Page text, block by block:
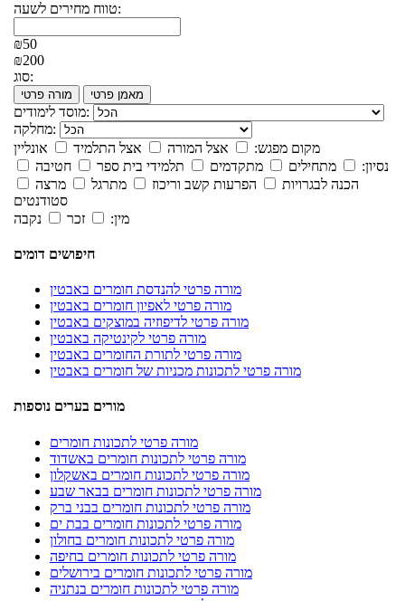
טווח מחירים לשעה:
₪50
₪200
סוג:
מורה פרטי מאמן פרטי
מוסד לימודים:
מחלקה:
מקום מפגש:
אצל המורה אצל התלמיד
אונליין
נסיון:
מתחילים מתקדמים תלמידי בית ספר
חטיבה
הכנה לבגרויות
הפרעות קשב וריכוז מתרגל
מרצה
סטודנטים
מין:
זכר נקבה
חיפושים דומים
מורה פרטי להנדסת חומרים באבטין
מורה פרטי לאפיון חומרים באבטין
מורה פרטי לדיפוזיה במוצקים באבטין
מורה פרטי לקינטיקה באבטין
מורה פרטי לתורת החומרים באבטין
מורה פרטי לתכונות מכניות של חומרים באבטין
מורים בערים נוספות
מורה פרטי לתכונות חומרים
מורה פרטי לתכונות חומרים באשדוד
מורה פרטי לתכונות חומרים באשקלון
מורה פרטי לתכונות חומרים בבאר שבע
מורה פרטי לתכונות חומרים בבני ברק
מורה פרטי לתכונות חומרים בבת ים
מורה פרטי לתכונות חומרים בחולון
מורה פרטי לתכונות חומרים בחיפה
מורה פרטי לתכונות חומרים בירושלים
מורה פרטי לתכונות חומרים בנתניה